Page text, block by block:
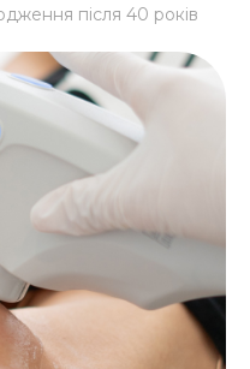
після 40 років